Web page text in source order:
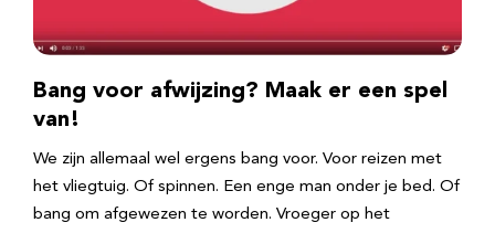
Bang voor afwijzing? Maak er een spel
van!
We zijn allemaal wel ergens bang voor. Voor reizen met
het vliegtuig. Of spinnen. Een enge man onder je bed. Of
bang om afgewezen te worden. Vroeger op het